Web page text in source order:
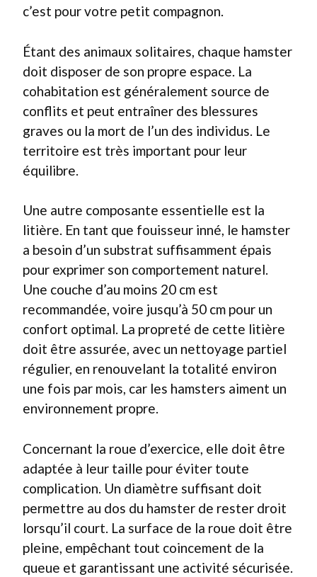
c’est pour votre petit compagnon.
Étant des animaux solitaires, chaque hamster
doit disposer de son propre espace. La
cohabitation est généralement source de
conflits et peut entraîner des blessures
graves ou la mort de l’un des individus. Le
territoire est très important pour leur
équilibre.
Une autre composante essentielle est la
litière. En tant que fouisseur inné, le hamster
a besoin d’un substrat suffisamment épais
pour exprimer son comportement naturel.
Une couche d’au moins 20 cm est
recommandée, voire jusqu’à 50 cm pour un
confort optimal. La propreté de cette litière
doit être assurée, avec un nettoyage partiel
régulier, en renouvelant la totalité environ
une fois par mois, car les hamsters aiment un
environnement propre.
Concernant la roue d’exercice, elle doit être
adaptée à leur taille pour éviter toute
complication. Un diamètre suffisant doit
permettre au dos du hamster de rester droit
lorsqu’il court. La surface de la roue doit être
pleine, empêchant tout coincement de la
queue et garantissant une activité sécurisée.